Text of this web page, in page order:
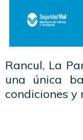
Rancul, La
una única
condiciones